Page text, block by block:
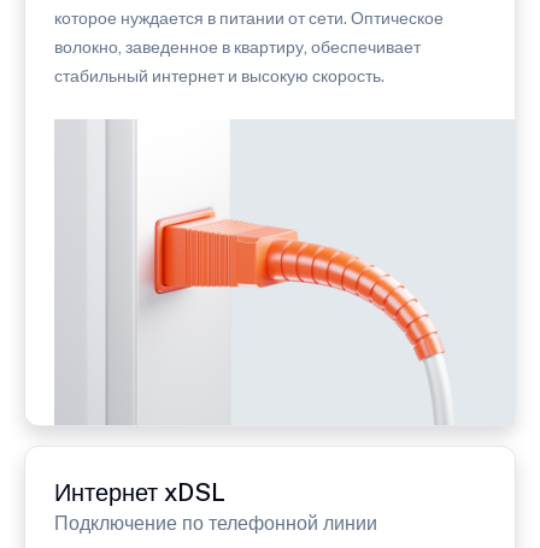
которое нуждается в питании от сети. Оптическое
волокно, заведенное в квартиру, обеспечивает
стабильный интернет и высокую скорость.
Интернет xDSL
Подключение по телефонной линии